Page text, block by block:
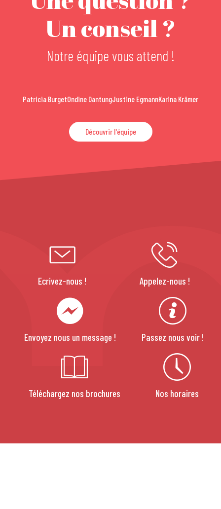
Un conseil ?
Notre équipe vous attend !
Patricia BurgetOndine DantungJustine EgmannKarina Krämer
Découvrir l'équipe
Ecrivez-nous ! Appelez-nous !
Envoyez nous un message ! Passez nous voir !
Téléchargez nos brochures Nos horaires